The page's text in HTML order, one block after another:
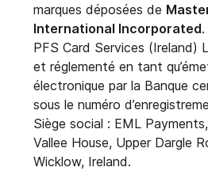
marques déposées de
International Incorporated.
PFS Card Services (Ireland)
et réglementé en tant
électronique par la Banque
sous le numéro
Siège social : EML
Vallee House, Upper Dargle
Wicklow, Ireland.